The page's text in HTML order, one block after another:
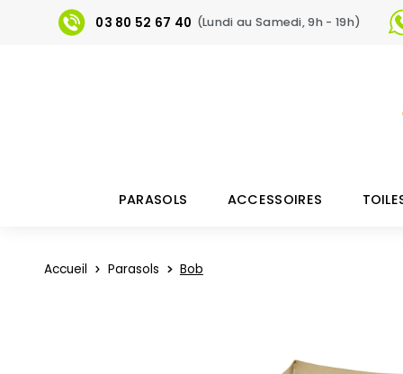
03 80 52 67 40 (Lundi au Samedi, 9h - 19h)
PARASOLS ACCESSOIRES
Accueil Parasols Bob